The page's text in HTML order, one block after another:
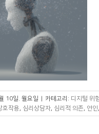
10일. 월요일 | 카테고리: 디지털 위
호작용, 심리상담자, 심리적 의존, 연인,